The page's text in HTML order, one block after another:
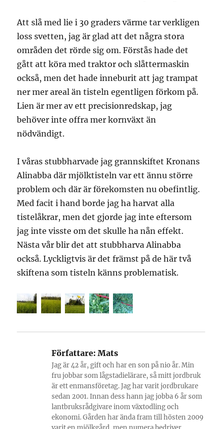
Att slå med lie i 30 graders värme tar verkligen
loss svetten, jag är glad att det några stora
områden det rörde sig om. Förstås hade det
gått att köra med traktor och slåttermaskin
också, men det hade inneburit att jag trampat
ner mer areal än tisteln egentligen förkom på.
Lien är mer av ett precisionredskap, jag
behöver inte offra mer kornväxt än
nödvändigt.
I våras stubbharvade jag grannskiftet Kronans
Alinabba där mjölktisteln var ett ännu större
problem och där är förekomsten nu obefintlig.
Med facit i hand borde jag ha harvat alla
tistelåkrar, men det gjorde jag inte eftersom
jag inte visste om det skulle ha nån effekt.
Nästa vår blir det att stubbharva Alinabba
också. Lyckligtvis är det främst på de här två
skiftena som tisteln känns problematisk.
Författare: Mats
Jag är 42 år, gift och har en son på nio år. Min
fru jobbar som lågstadielärare, så mitt jordbruk
är ett enmansföretag. Jag har varit jordbrukare
sedan 2001. Innan dess hann jag jobba 6 år som
lantbruksrådgivare inom växtodling och
ekonomi. Gården har ända fram till hösten 2009